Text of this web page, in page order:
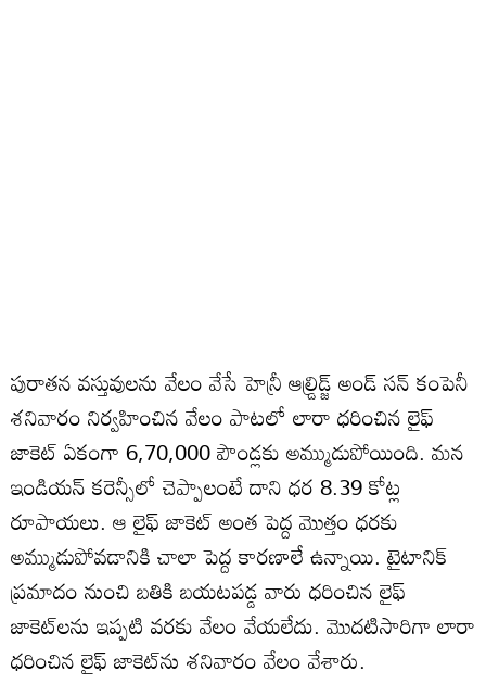
పురాతన వస్తువులను వేలం వేసే హెన్రీ ఆల్డ్రిడ్జ్ అండ్ సన్ కంపెనీ
శనివారం నిర్వహించిన వేలం పాటలో లారా ధరించిన లైఫ్
జాకెట్ ఏకంగా 6,70,000 పౌండ్లకు అమ్ముడుపోయింది. మన
ఇండియన్ కరెన్సీలో చెప్పాలంటే దాని ధర 8.39 కోట్ల
రూపాయలు. ఆ లైఫ్ జాకెట్ అంత పెద్ద మొత్తం ధరకు
అమ్ముడుపోవడానికి చాలా పెద్ద కారణాలే ఉన్నాయి. టైటానిక్
ప్రమాదం నుంచి బతికి బయటపడ్డ వారు ధరించిన లైఫ్
జాకెట్‌లను ఇప్పటి వరకు వేలం వేయలేదు. మొదటిసారిగా లారా
ధరించిన లైఫ్ జాకెట్‌ను శనివారం వేలం వేశారు.